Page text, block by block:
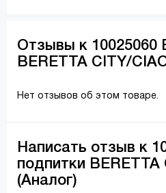
Отзывы к 10025060
BERETTA СITY/
Нет отзывов об этом товаре.
Написать отзыв к
подпитки
(Аналог)